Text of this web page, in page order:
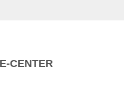
CENTER